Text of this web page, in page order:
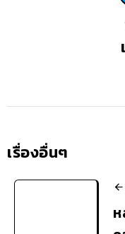
เรื่องอื่นๆ